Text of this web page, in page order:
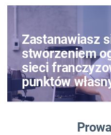
Zastanawiasz
stworzeniem
sieci
punktów